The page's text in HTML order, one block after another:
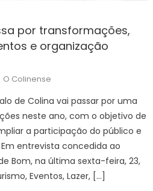
por transformações,
e organização
Author
O Colinense
de Colina vai passar por uma
neste ano, com o objetivo de
a participação do público e
entrevista concedida ao
Bom, na última sexta-feira, 23,
Eventos, Lazer, […]